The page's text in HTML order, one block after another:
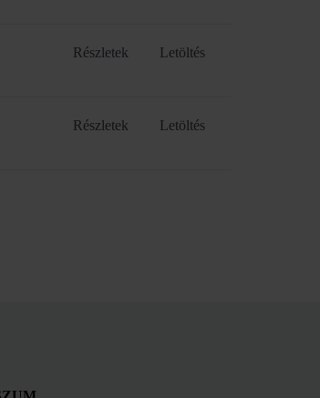
Letöltés
Részletek
Letöltés
Részletek